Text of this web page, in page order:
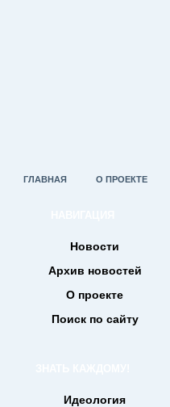
ГЛАВНАЯ О ПРОЕКТЕ
Новости
Архив новостей
О проекте
Поиск по сайту
Идеология